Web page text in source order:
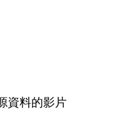
資料的影片